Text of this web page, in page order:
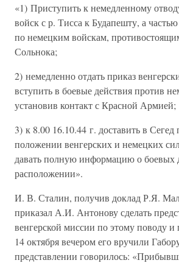
«1) Приступить к немедленному
войск с р. Тисса к Будапешту, а
по немецким войскам,
Сольнока;
2) немедленно отдать приказ
вступить в боевые действия против
установив контакт с Красной Армией;
3) к 8.00 16.10.44 г. доставить в
положении венгерских и немецких
давать полную информацию о боевых
расположении».
И. В. Сталин, получив доклад Р.Я.
приказал А.И. Антонову сделать
венгерской миссии по этому поводу и
14 октября вечером его вручили
представлении говорилось: